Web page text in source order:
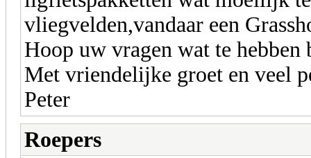
vliegvelden,vandaar een
Hoop uw vragen wat te hebben
Met vriendelijke groet en veel
Peter
Roepers